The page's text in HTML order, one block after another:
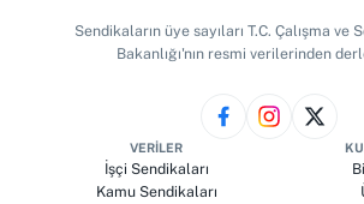
Sendikaların üye sayıları T.C. Çalışma ve
Bakanlığı'nın resmi verilerinden
VERILER
İşçi Sendikaları
Kamu Sendikaları